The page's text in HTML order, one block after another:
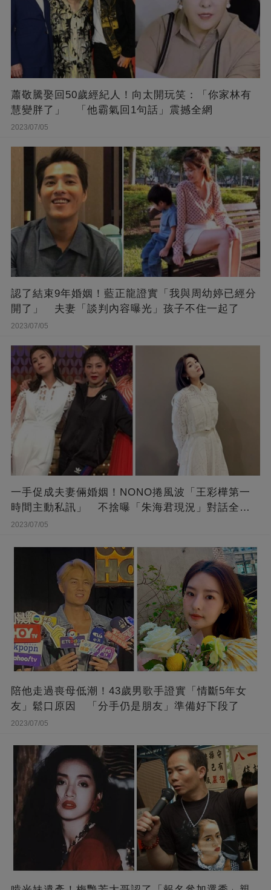
蕭敬騰娶回50歲經紀人！向太開玩笑：「你家林有
慧變胖了」 「他霸氣回1句話」震撼全網
2023/07/05
認了結束9年婚姻！藍正龍證實「我與周幼婷已經分
開了」 夫妻「談判內容曝光」孩子不住一起了
2023/07/05
一手促成夫妻倆婚姻！NONO捲風波「王彩樺第一
時間主動私訊」 不捨曝「朱海君現況」對話全公
開
2023/07/05
陪他走過喪母低潮！43歲男歌手證實「情斷5年女
友」鬆口原因 「分手仍是朋友」準備好下段了
2023/07/05